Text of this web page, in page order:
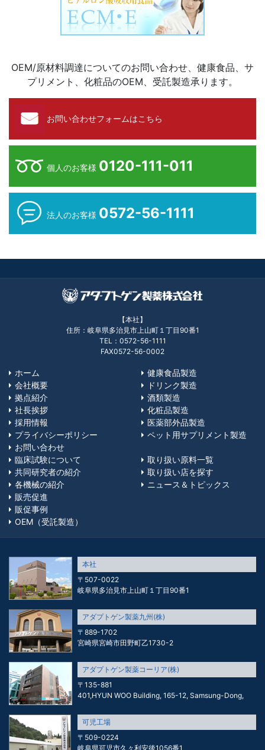
OEM/原材料調達についてのお問い合わせ、健康食品、サ
プリメント、化粧品のOEM、受託製造承ります。
お問い合わせフォームはこちら
個人のお客様 0120-111-011
法人のお客様 0572-56-1111
【本社】
住所：岐阜県多治見市上山町１丁目90番1
TEL：0572-56-1111
FAX0572-56-0002
ホーム
会社概要
拠点紹介
社長挨拶
採用情報
プライバシーポリシー
お問い合わせ
健康食品製造
ドリンク製造
酒類製造
化粧品製造
医薬部外品製造
ペット用サプリメント製造
臨床試験について
共同研究者の紹介
各機械の紹介
販売促進
販促事例
OEM（受託製造）
取り扱い原料一覧
取り扱い店を探す
ニュース＆トピックス
本社
〒507-0022
岐阜県多治見市上山町１丁目90番1
アダプトゲン製薬九州(株)
〒889-1702
宮崎県宮崎市田野町乙1730-2
アダプトゲン製薬コーリア(株)
〒135-881
401,HYUN WOO Building, 165-12, Samsung-Dong,
可児工場
〒509-0224
岐阜県可児市久々利安後1056番1